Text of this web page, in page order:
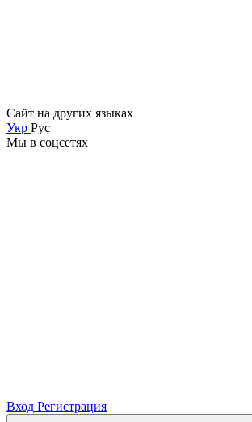
Сайт на других языках
Укр Рус
Мы в соцсетях
Вход Регистрация